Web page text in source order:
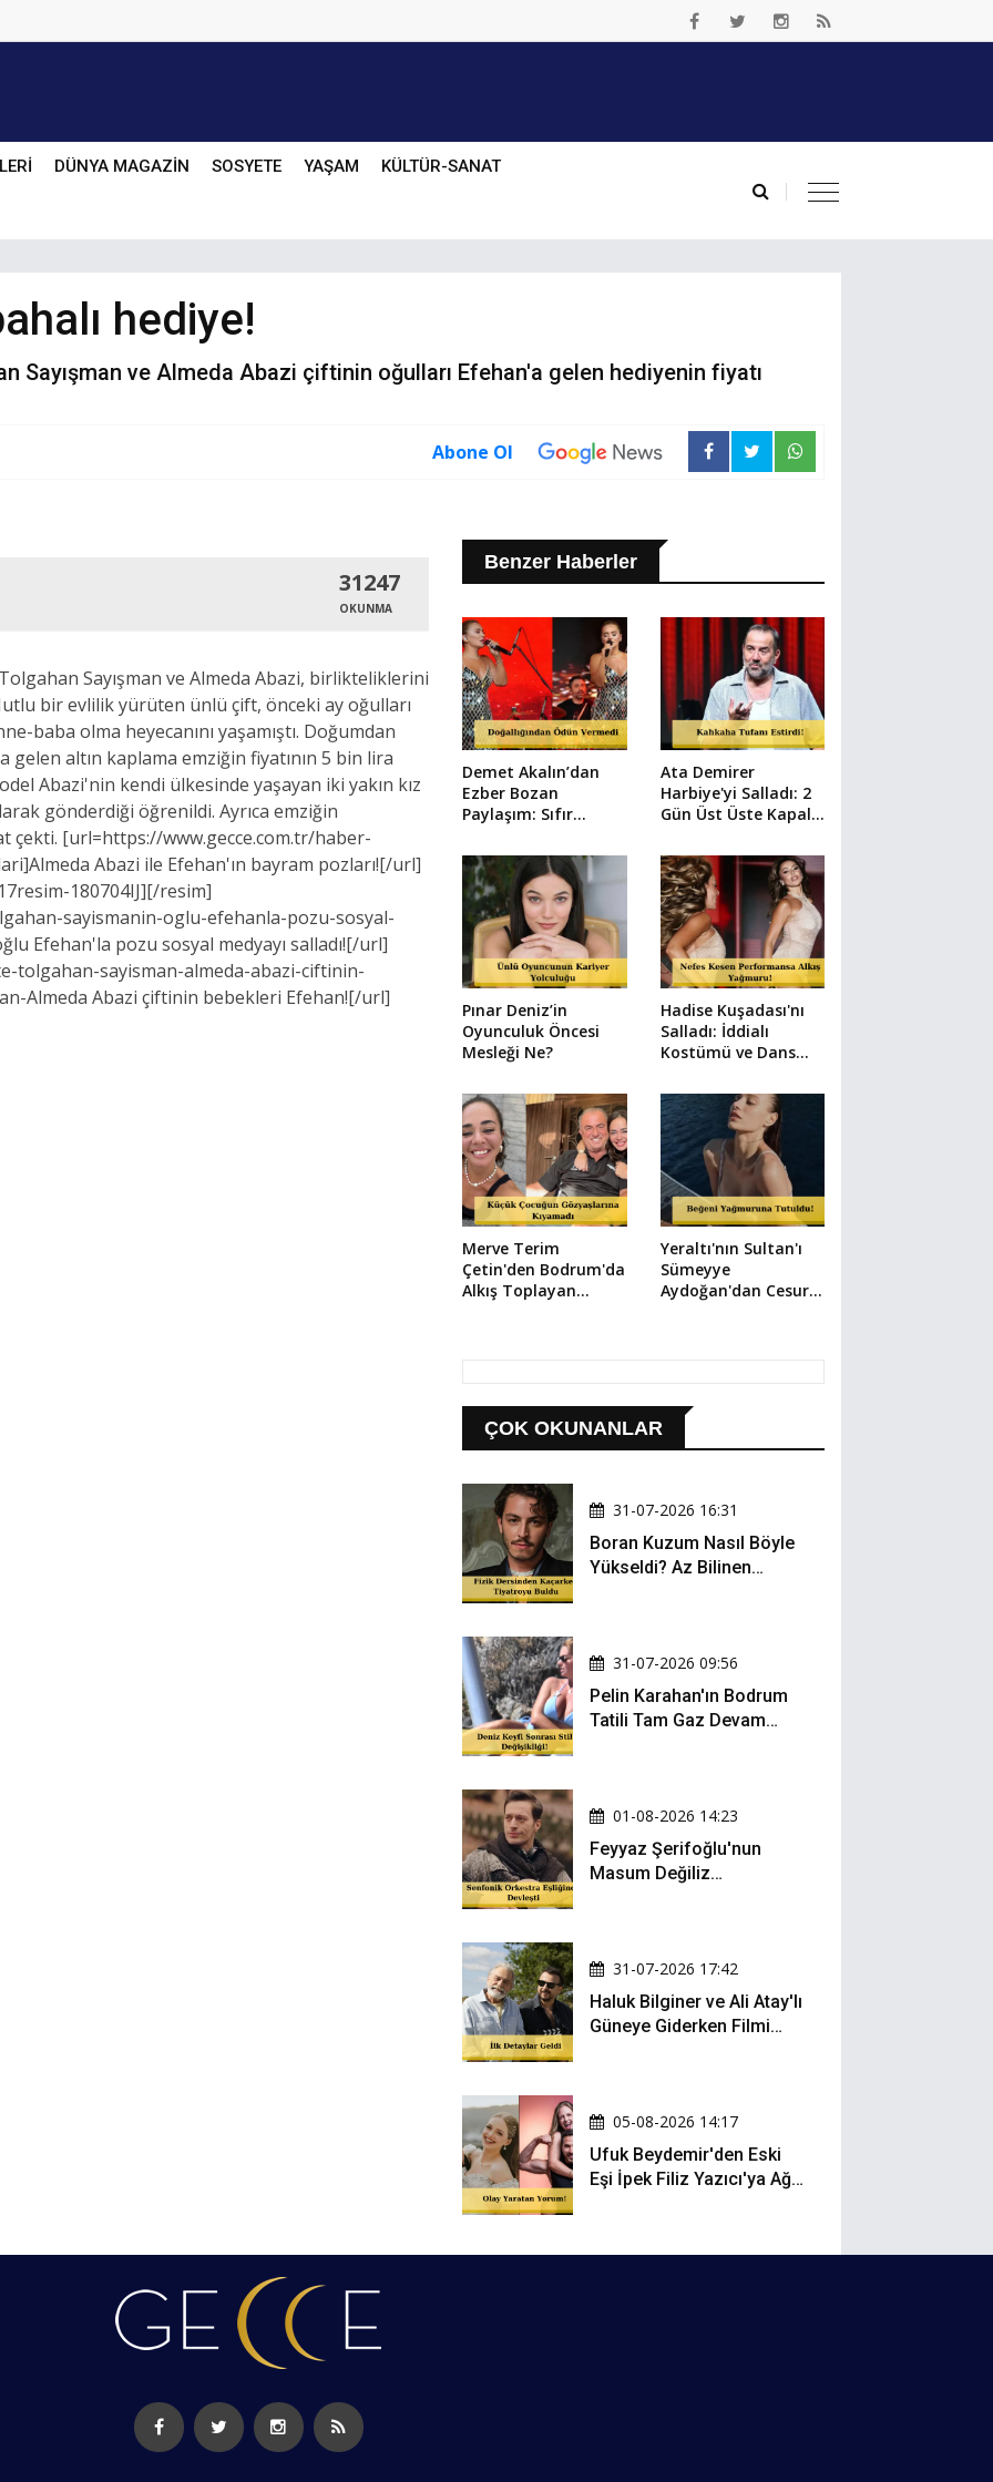
DÜNYA MAGAZİN SOSYETE YAŞAM KÜLTÜR-SANAT
hediye!
Sayışman ve Almeda Abazi çiftinin oğulları Efehan'a gelen hediyenin fiyatı
Abone Ol
31247
OKUNMA
Sayışman ve Almeda Abazi, birlikteliklerini
bir evlilik yürüten ünlü çift, önceki ay oğulları
baba olma heyecanını yaşamıştı. Doğumdan
altın kaplama emziğin fiyatının 5 bin lira
Abazi'nin kendi ülkesinde yaşayan iki yakın kız
gönderdiği öğrenildi. Ayrıca emziğin
çekti. [url=https://www.gecce.com.tr/haber-
Abazi ile Efehan'ın bayram pozları![/url]
180704IJ][/resim]
sayismanin-oglu-efehanla-pozu-sosyal-
Efehan'la pozu sosyal medyayı salladı![/url]
tolgahan-sayisman-almeda-abazi-ciftinin-
Almeda Abazi çiftinin bebekleri Efehan![/url]
Benzer Haberler
Demet Akalın’dan
Ezber Bozan
Paylaşım: Sıfır
Sosyal Medyayı
Salladı!
Ata Demirer
Harbiye'yi Salladı: 2
Gün Üst Üste Kapalı
Pınar Deniz’in
Oyunculuk Öncesi
Mesleği Ne?
Hadise Kuşadası'nı
Salladı: İddialı
Kostümü ve Dans
Merve Terim
Çetin'den Bodrum'da
Alkış Toplayan
Yeraltı'nın Sultan'ı
Sümeyye
Aydoğan'dan Cesur
ÇOK OKUNANLAR
31-07-2026 16:31
Boran Kuzum Nasıl Böyle
Yükseldi? Az Bilinen
31-07-2026 09:56
Pelin Karahan'ın Bodrum
Tatili Tam Gaz Devam
01-08-2026 14:23
Feyyaz Şerifoğlu'nun
Masum Değiliz
31-07-2026 17:42
Haluk Bilginer ve Ali Atay'lı
Güneye Giderken Filmi
05-08-2026 14:17
Ufuk Beydemir'den Eski
Eşi İpek Filiz Yazıcı'ya Ağır